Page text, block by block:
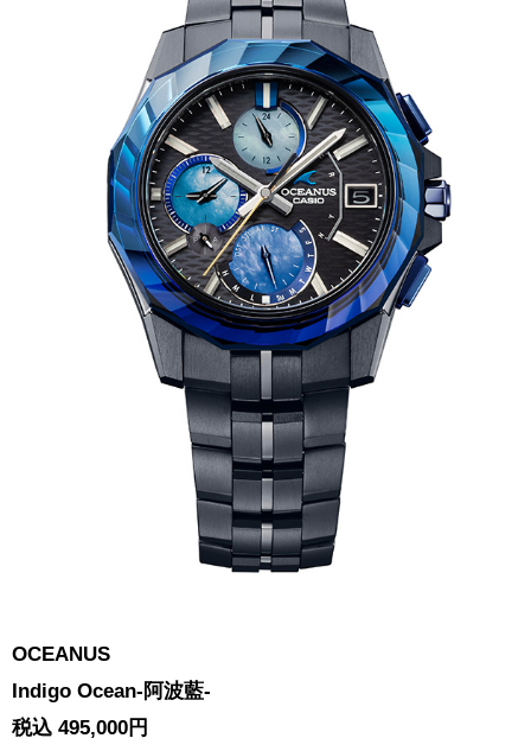
OCEANUS
Indigo Ocean-阿波藍-
税込 495,000円